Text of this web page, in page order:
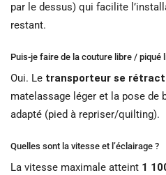
par le dessus) qui facilite
restant.
Puis-je faire de la couture libre / piqué
Oui. Le transporteur se
matelassage léger et la pose de
adapté (pied à repriser/quilting).
Quelles sont la vitesse et l’éclairage ?
La vitesse maximale atteint 1